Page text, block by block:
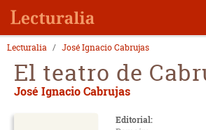
Lecturalia José Ignacio Cabrujas
El teatro de
José Ignacio Cabrujas
Editorial: